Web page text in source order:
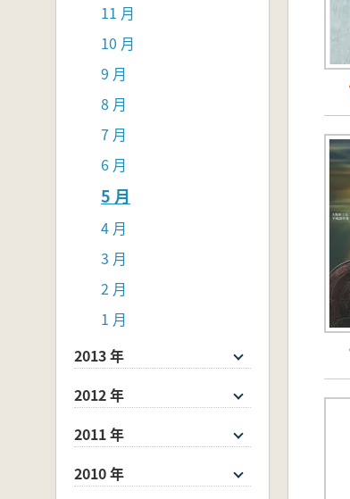
11 月
10 月
9 月
8 月
7 月
6 月
5 月
4 月
3 月
2 月
1 月
2013 年
2012 年
2011 年
2010 年